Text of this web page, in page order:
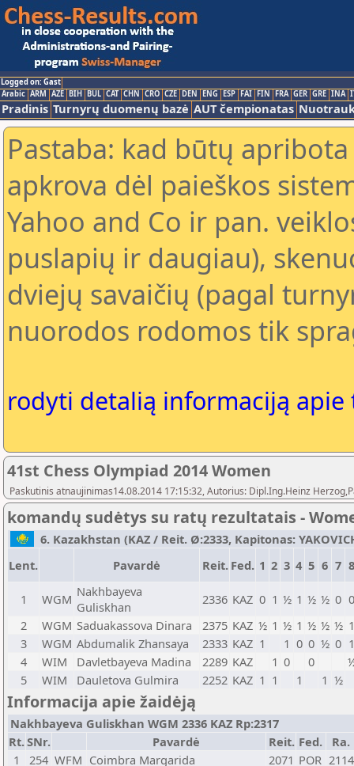
Logged on: Gast
Arabic ARM AZE BIH BUL CAT CHN CRO CZE DEN ENG ESP FAI FIN FRA GER GRE INA
Pradinis Turnyrų duomenų bazė AUT čempionatas
Pastaba: kad būtų
apkrova dėl paieškos
Yahoo and Co ir pan.
puslapių ir daugiau),
dviejų savaičių (pagal
nuorodos rodomos tik
rodyti detalią informaciją
41st Chess Olympiad 2014 Women
Paskutinis atnaujinimas14.08.2014 17:15:32, Autorius: Dipl.Ing.Heinz
komandų sudėtys su ratų rezultatais -
6. Kazakhstan (KAZ / Reit. Ø:2333, Kapitonas:
Lent.
Pavardė Reit. Fed. 1 2 3 4 5 6 7 8
1 WGM Nakhbayeva
Guliskhan
2336 KAZ 0 1 ½ 1 ½ ½ 0
2
WGM Saduakassova Dinara 2375 KAZ ½ 1 ½ 1 ½ ½ ½
3
WGM Abdumalik Zhansaya 2333 KAZ 1 1 0 0 ½ 0
4
WIM Davletbayeva Madina 2289 KAZ 1 0 0
5
WIM Dauletova Gulmira 2252 KAZ 1 1 1 1 ½
Informacija apie žaidėją
Nakhbayeva Guliskhan WGM 2336 KAZ Rp:2317
Rt.SNr. Pavardė Reit. Fed.
Ra.
1
254 WFM Coimbra Margarida 2071 POR 2114